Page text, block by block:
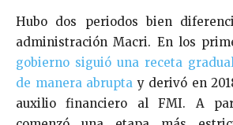
Hubo dos periodos bien
administración Macri. En los
gobierno siguió una receta
de manera abrupta y derivó en
auxilio financiero al FMI. A